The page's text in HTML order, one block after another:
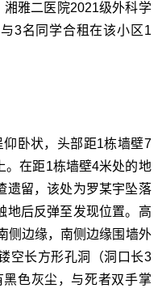
雅二医院2021级外科学
3名同学合租在该小区1
卧状，头部距1栋墙壁7
。在距1栋墙壁4米处的地
遗留，该处为罗某宇坠落
地后反弹至发现位置。高
侧边缘，南侧边缘围墙外
空长方形孔洞（洞口长3
色灰尘，与死者双手掌